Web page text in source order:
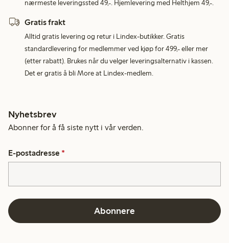
nærmeste leveringssted 49,-. Hjemlevering med Helthjem 49,-.
Gratis frakt
Alltid gratis levering og retur i Lindex-butikker. Gratis
standardlevering for medlemmer ved kjøp for 499,- eller mer
(etter rabatt). Brukes når du velger leveringsalternativ i kassen.
Det er gratis å bli More at Lindex-medlem.
Nyhetsbrev
Abonner for å få siste nytt i vår verden.
E-postadresse *
Abonnere